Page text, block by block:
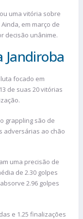
uma vitória sobre
em março de
decisão unânime.
Jandiroba
focado em
de suas 20 vitórias
grappling são de
adversárias ao chão
uma precisão de
de 2.30 golpes
2.96 golpes
e 1.25 finalizações